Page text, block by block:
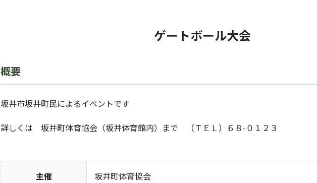
ゲートボール大会
概要
坂井市坂井町民によるイベントです
詳しくは 坂井町体育協会（坂井体育館内）まで （ＴＥＬ）６８-０１２３
主催 坂井町体育協会